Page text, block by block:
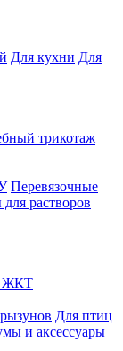
Для кухни Для
трикотаж
Перевязочные
растворов
ЖКТ
Для птиц
и аксессуары